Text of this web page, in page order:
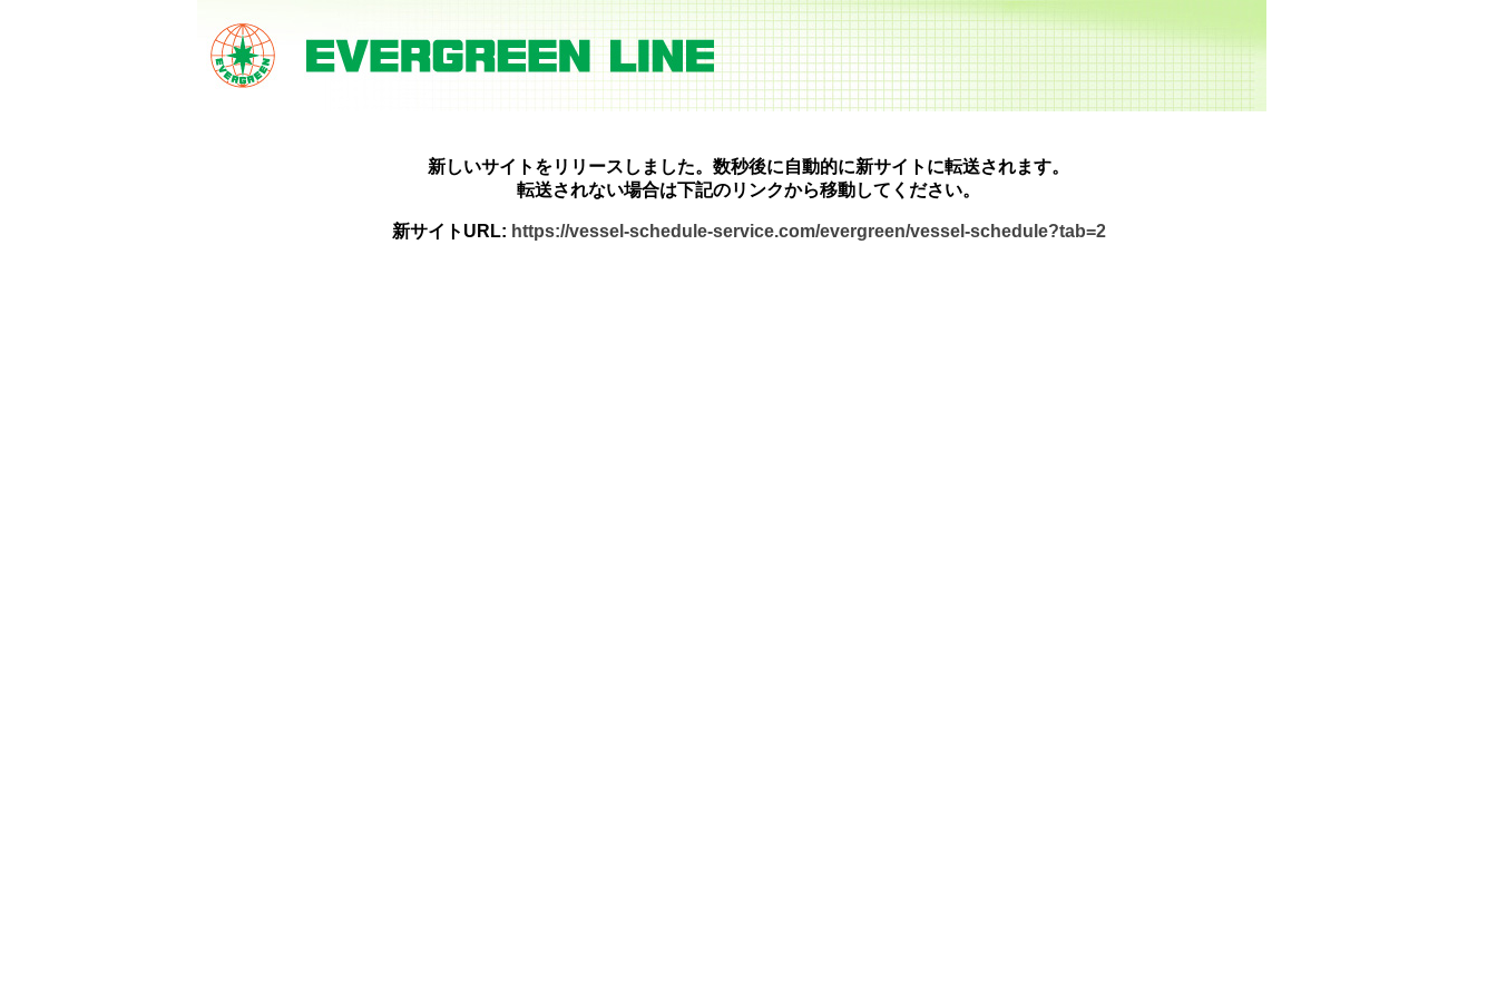
新しいサイトをリリースしました。数秒後に自動的に新サイトに転送されます。
転送されない場合は下記のリンクから移動してください。
新サイトURL: https://vessel-schedule-service.com/evergreen/vessel-schedule?tab=2